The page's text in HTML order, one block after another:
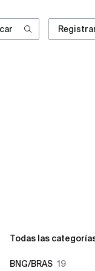
Todas las
BNG/BRAS 19